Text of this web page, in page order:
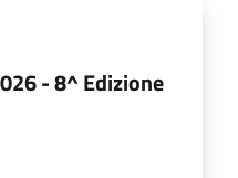
- 8^ Edizione